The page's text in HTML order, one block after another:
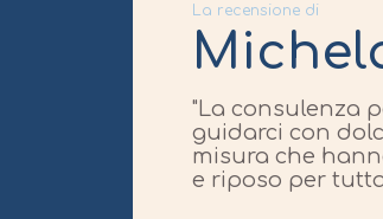
La recensione di
"La consulenza
guidarci con
misura che
e riposo per